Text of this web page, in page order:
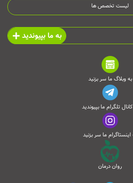
لیست تخصص ها
به ما بپیوندید
به وبلاگ ما سر بزنید
تلگرام ما بپیوندید
اینستاگرام ما سر بزنید
روان درمان